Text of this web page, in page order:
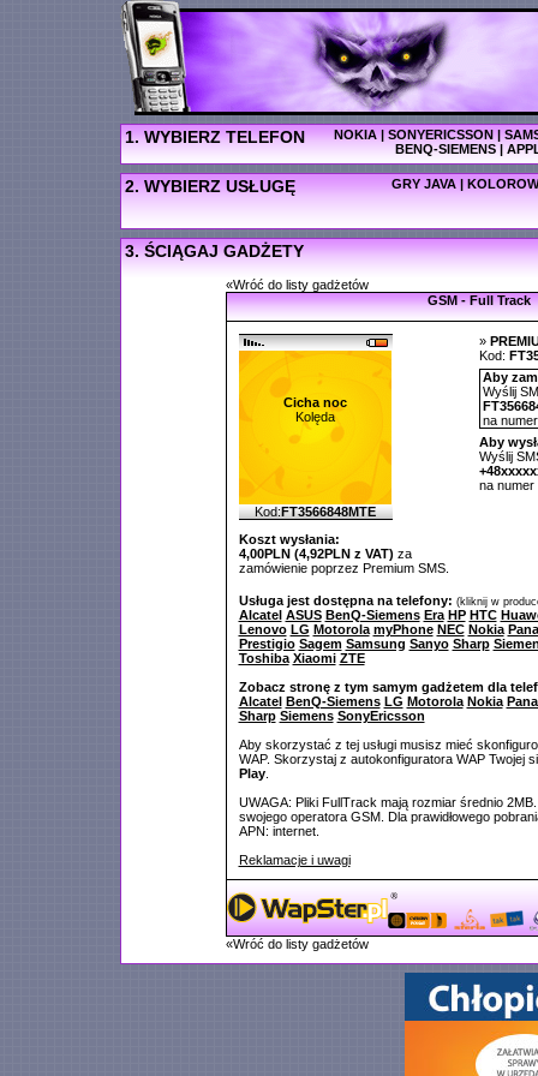
1. WYBIERZ TELEFON NOKIA|SONYERICSSON|
BENQ-SIEMENS|
2. WYBIERZ USŁUGĘ GRY JAVA |
3. ŚCIĄGAJ GADŻETY
«Wróć do listy gadżetów
GSM - Full Track
Cicha noc
Kolęda
Kod:FT3566848MTE
Koszt wysłania:
4,00PLN (4,92PLN z VAT) za
zamówienie poprzez Premium SMS.
»
Kod:
Aby
Wyślij
na
Aby
Wyślij
na numer
Usługa jest dostępna na telefony: (kliknij w
Alcatel ASUS BenQ-Siemens Era HP HTC
Lenovo LG Motorola myPhone NEC Nokia
Prestigio Sagem Samsung Sanyo Sharp
Toshiba Xiaomi ZTE
Zobacz stronę z tym samym gadżetem dla
Alcatel BenQ-Siemens LG Motorola Nokia
Sharp Siemens SonyEricsson
Aby skorzystać z tej usługi musisz mieć
WAP. Skorzystaj z autokonfiguratora WAP Twojej
Play.
UWAGA: Pliki FullTrack mają rozmiar średnio
swojego operatora GSM. Dla prawidłowego
APN: internet.
Reklamacje i uwagi
«Wróć do listy gadżetów